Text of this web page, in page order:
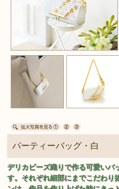
パーティーバッグ・白
デリカビーズ織りで作る可愛いバ
す。それぞれ細部にまでこだわり